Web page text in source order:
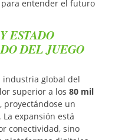
entender el futuro
ESTADO
DEL JUEGO
industria global del
superior a los 80 mil
, proyectándose un
expansión está
conectividad, sino